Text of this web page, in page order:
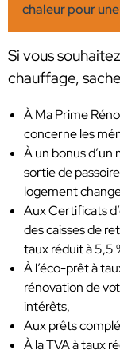
chaleur pour
Si vous
chauffage,
À Ma Prime
concerne les
À un bonus
sortie de
logement
Aux Certificats
des caisses de
taux réduit à 5,5
À l’éco-prêt à
rénovation de
intérêts,
Aux prêts
À la TVA à taux